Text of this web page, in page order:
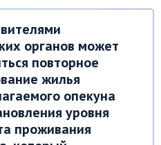
органов может
повторное
жилья
опекуна
уровня
проживания